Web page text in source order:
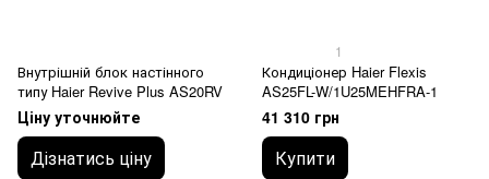
Внутрішній блок настінного
типу Haier Revive Plus AS20RV
Ціну уточнюйте
Дізнатись ціну
1
Кондиціонер Haier Flexis
AS25FL-W/1U25MEHFRA-1
41 310 грн
Купити